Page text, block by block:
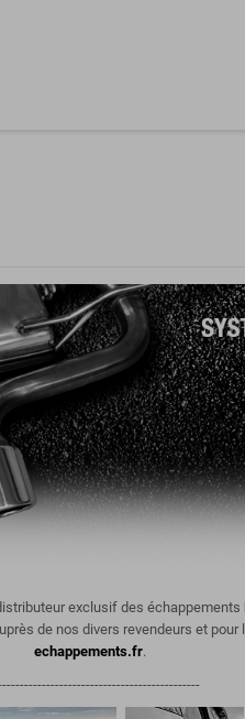
exclusif des échappements
de nos divers revendeurs et
echappements.fr.